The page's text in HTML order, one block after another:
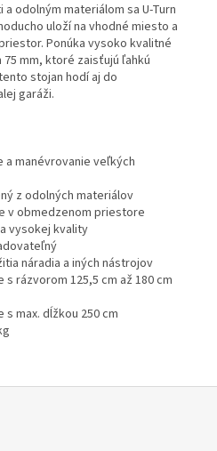
odolným materiálom sa U-Turn
uloží na vhodné miesto a
Ponúka vysoko kvalitné
mm, ktoré zaisťujú ľahkú
stojan hodí aj do
garáži.
a manévrovanie veľkých
z odolných materiálov
v obmedzenom priestore
vysokej kvality
náradia a iných nástrojov
rázvorom 125,5 cm až 180 cm
max. dĺžkou 250 cm